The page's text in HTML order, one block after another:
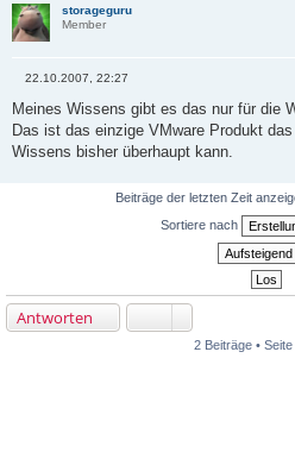
storageguru
Member
i
t
r
a
22.10.2007, 22:27
Meines Wissens gibt es das nur für die
Das ist das einzige VMware Produkt
Wissens bisher überhaupt kann.
Beiträge der letzten Zeit
Sortiere nach
Antworten
2 Beiträge • Seite